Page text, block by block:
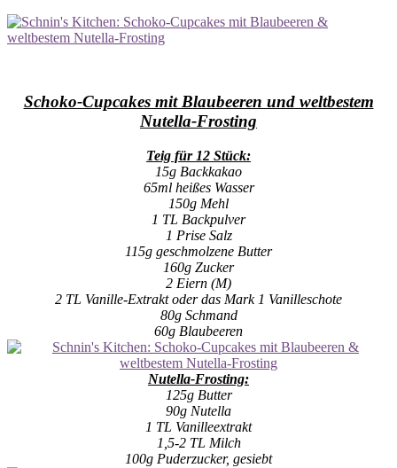
Schoko-Cupcakes mit Blaubeeren und weltbestem
Nutella-Frosting
Teig für 12 Stück:
15g Backkakao
65ml heißes Wasser
150g Mehl
1 TL Backpulver
1 Prise Salz
115g geschmolzene Butter
160g Zucker
2 Eiern (M)
2 TL Vanille-Extrakt oder das Mark 1 Vanilleschote
80g Schmand
60g Blaubeeren
Nutella-Frosting:
125g Butter
90g Nutella
1 TL Vanilleextrakt
1,5-2 TL Milch
100g Puderzucker, gesiebt